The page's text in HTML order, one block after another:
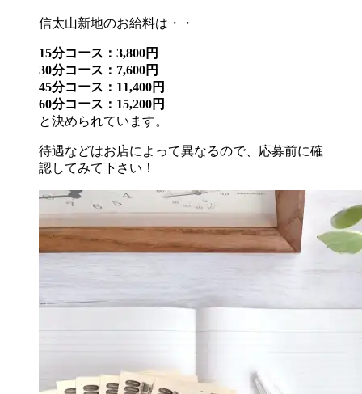
信太山新地のお給料は・・
15分コース：3,800円
30分コース：7,600円
45分コース：11,400円
60分コース：15,200円
と決められています。
待遇などはお店によって異なるので、応募前に確
認してみて下さい！